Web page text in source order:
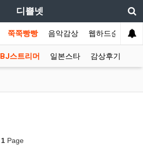
디쁠넷
쭉쭉빵빵 음악감상 웹하드순위
BJ스트리머 일본스타 감상후기
1 Page